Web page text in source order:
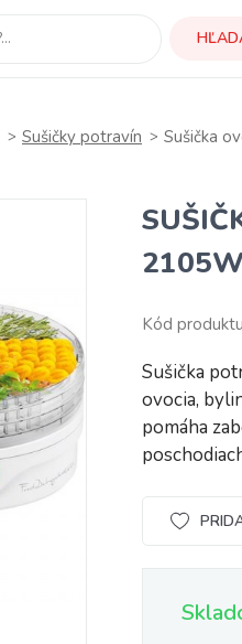
Sušičky potravín Sušička
Kód
Sušička
ovocia,
pomáha